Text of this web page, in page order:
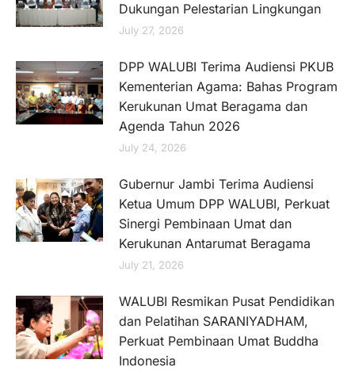
Dukungan Pelestarian Lingkungan
July 27, 2026
DPP WALUBI Terima Audiensi PKUB
Kementerian Agama: Bahas Program
Kerukunan Umat Beragama dan
Agenda Tahun 2026
July 24, 2026
Gubernur Jambi Terima Audiensi
Ketua Umum DPP WALUBI, Perkuat
Sinergi Pembinaan Umat dan
Kerukunan Antarumat Beragama
July 21, 2026
WALUBI Resmikan Pusat Pendidikan
dan Pelatihan SARANIYADHAM,
Perkuat Pembinaan Umat Buddha
Indonesia